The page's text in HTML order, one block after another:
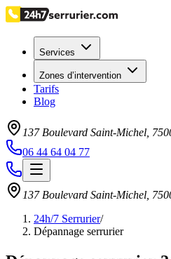
Services
Zones d’intervention
Tarifs
Blog
137 Boulevard Saint-Michel
06 44 64 04 77
137 Boulevard Saint-Michel
24h/7 Serrurier/
Dépannage serrurier